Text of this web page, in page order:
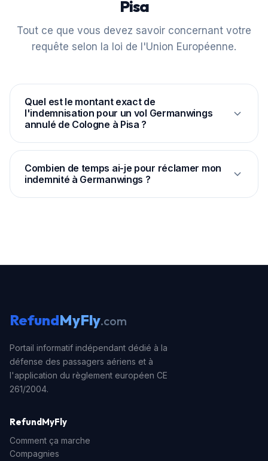
Pisa
Tout ce que vous devez savoir concernant votre
requête selon la loi de l'Union Européenne.
Quel est le montant exact de
l'indemnisation pour un vol Germanwings
annulé de Cologne à Pisa ?
Selon le règlement européen CE 261/2004, la
distance entre CGN et PSA étant de 835 km,
l'indemnité légale forfaitaire est fixée à 250 € par
passager, quel que soit le prix initial du billet d'avion.
Combien de temps ai-je pour réclamer mon
indemnité à Germanwings ?
RefundMyFly.com
Portail informatif indépendant dédié à la
défense des passagers aériens et à
l'application du règlement européen CE
261/2004.
RefundMyFly
Comment ça marche
Compagnies